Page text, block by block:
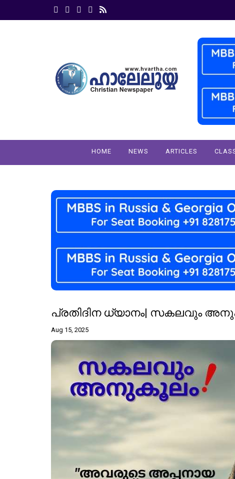
HOME NEWS ARTICLES
പ്രതിദിന ധ്യാനം| സകലവും
Aug 15, 2025